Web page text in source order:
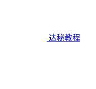
达秘教程